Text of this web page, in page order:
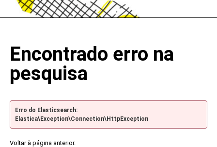
Encontrado erro na
pesquisa
Erro do Elasticsearch:
Elastica\Exception\Connection\HttpException
Voltar à página anterior.